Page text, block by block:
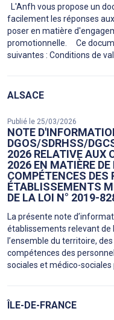
L'Anfh vous propose un
facilement les réponses
poser en matière
promotionnelle. Ce
suivantes : Conditions de
ALSACE
Publié le 25/03/2026
NOTE
DGOS/SDRHSS/
2026 RELATIVE AUX
2026 EN MATIÈRE
COMPÉTENCES DES
ÉTABLISSEMENTS
DE LA LOI N° 2019-
La présente note
établissements relevant de
l’ensemble du territoire,
compétences des
sociales et médico-
ÎLE-DE-FRANCE